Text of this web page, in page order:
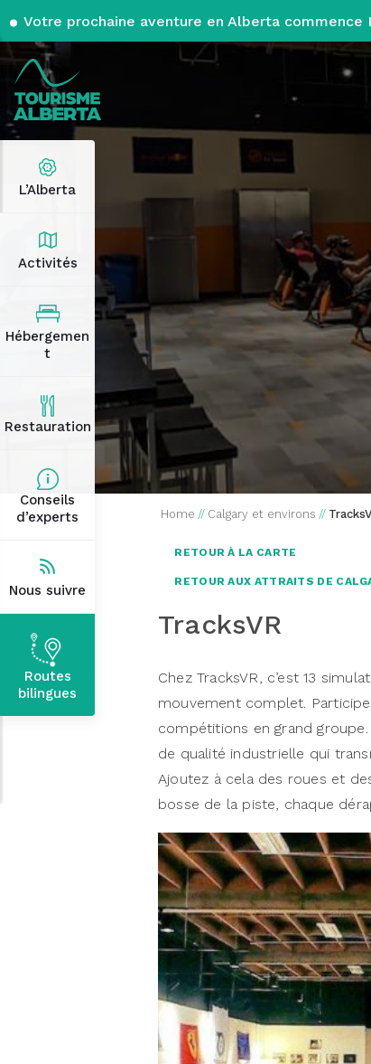
Votre prochaine aventure en Alberta
L’Alberta
Activités
Hébergemen
t
Restauration
Conseils
d’experts
Nous suivre
Routes
bilingues
Home // Calgary et environs //
RETOUR À LA CARTE
RETOUR AUX ATTRAITS DE
TracksVR
Chez TracksVR, c’est 13
mouvement complet.
compétitions en grand
de qualité industrielle qui
Ajoutez à cela des roues et
bosse de la piste, chaque